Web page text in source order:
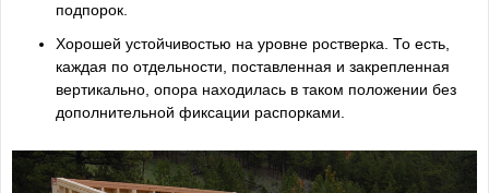
подпорок.
Хорошей устойчивостью на уровне ростверка. То есть,
каждая по отдельности, поставленная и закрепленная
вертикально, опора находилась в таком положении без
дополнительной фиксации распорками.